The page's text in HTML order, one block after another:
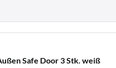
Safe Door 3 Stk. weiß